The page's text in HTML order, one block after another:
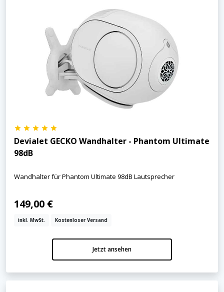
Devialet GECKO Wandhalter - Phantom Ultimate
98dB
Wandhalter für Phantom Ultimate 98dB Lautsprecher
149,00 €
inkl. MwSt. Kostenloser Versand
Jetzt ansehen